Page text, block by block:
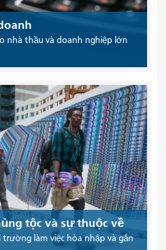
nhà thầu và doanh nghiệp lớn
tộc và sự thuộc về
làm việc hòa nhập và gắn